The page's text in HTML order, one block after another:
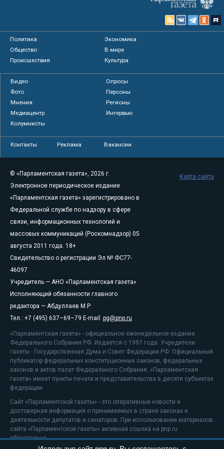
Политика
Экономика
Общество
В мире
Происшествия
Культура
Видео
Опросы
Фото
Персоны
Мнения
Регионы
Медиацентр
Интервью
Колумнисты
Контакты Реклама Вакансии
© «Парламентская газета», 2026 г.
Электронное периодическое издание
«Парламентская газета» зарегистрировано в
Федеральной службе по надзору в сфере
связи, информационных технологий и
массовых коммуникаций (Роскомнадзор) 05
августа 2011 года. 18+
Свидетельство о регистрации Эл № ФС77-
46097
Учредитель — АНО «Парламентская газета»
Исполняющий обязанности главного
редактора — Абдуллаев М.Р.
Тел.: +7 (495) 637–69–79 E-mail: pg@pnp.ru
«Парламентская газета» - официальное еженедельное издание
Федерального Собрания РФ. Издается с 1997 года. Учредители
газеты - Государственная Дума и Совет Федерации РФ. Официальный
публикатор федеральных конституционных законов, федеральных
законов и актов палат Федерального Собрания. «Парламентская
газета» имеет пункты печати и представительства в десяти субъектах
федерации.
Сайт «Парламентской газеты» - это оперативные новости и
достоверная информация о принимаемых в стране законах и
деятельности депутатов и сенаторов. При использовании материалов
сайта «Парламентской газеты» активная ссылка на pnp.ru
обязательна.
Карта сайта